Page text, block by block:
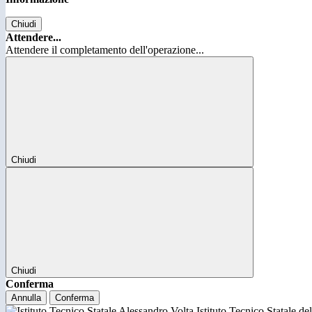
Chiudi
Attendere...
Attendere il completamento dell'operazione...
Chiudi
Chiudi
Conferma
Annulla Conferma